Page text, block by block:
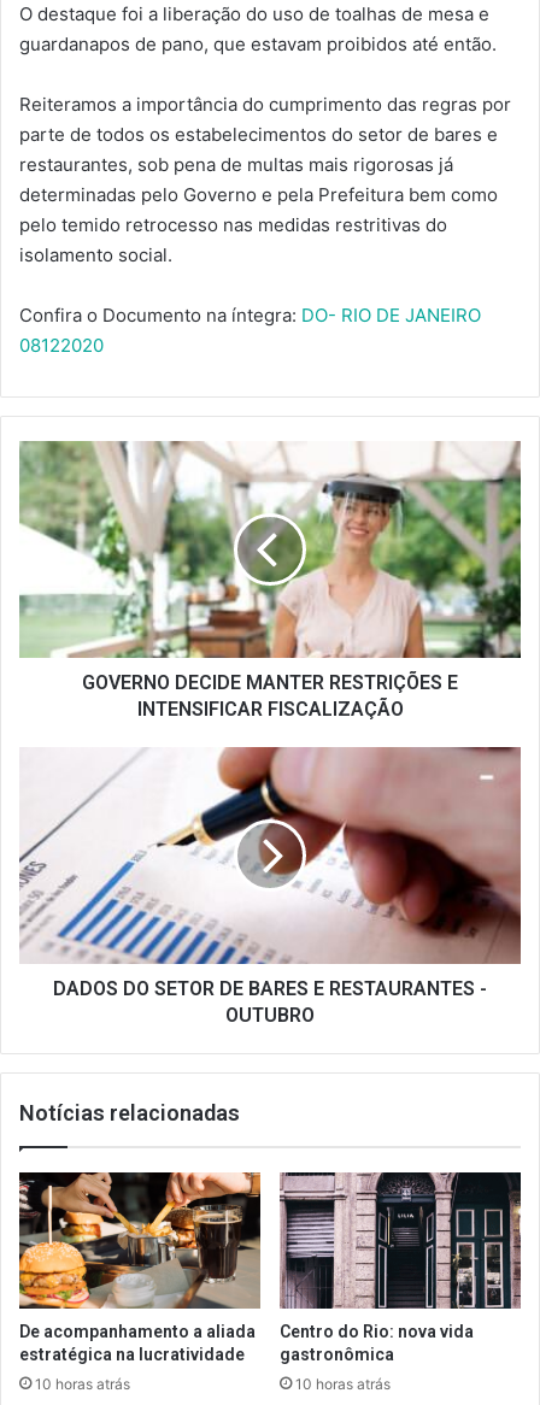
O destaque foi a liberação do uso de toalhas de mesa e
guardanapos de pano, que estavam proibidos até então.
Reiteramos a importância do cumprimento das regras por
parte de todos os estabelecimentos do setor de bares e
restaurantes, sob pena de multas mais rigorosas já
determinadas pelo Governo e pela Prefeitura bem como
pelo temido retrocesso nas medidas restritivas do
isolamento social.
Confira o Documento na íntegra: DO- RIO DE JANEIRO
08122020
GOVERNO
DECIDE
MANTER
RESTRIÇÕES
INTENSIFICAR
FISCALIZAÇÃO
GOVERNO DECIDE MANTER RESTRIÇÕES E
INTENSIFICAR FISCALIZAÇÃO
BARES
E
RESTAURANTES
-
OUTUBRO
DADOS DO SETOR DE BARES E RESTAURANTES -
OUTUBRO
Notícias relacionadas
De acompanhamento a aliada
estratégica na lucratividade
10 horas atrás
Centro do Rio: nova vida
gastronômica
10 horas atrás